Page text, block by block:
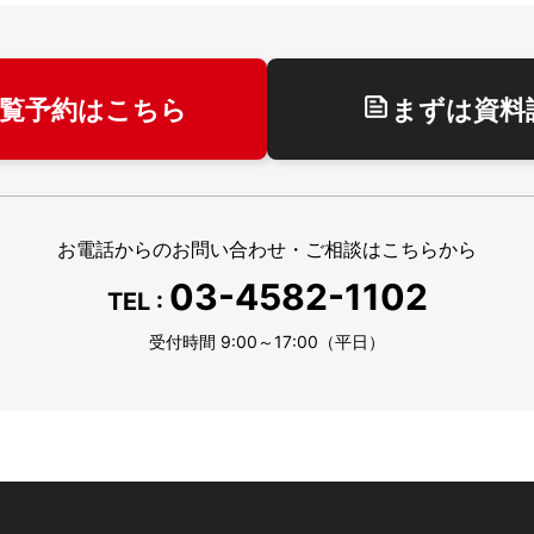
予約はこちら まずは資料
お電話からのお問い合わせ・ ご相談はこちらから
TEL : 03-4582-1102
受付時間 9:00～17:00（平日）